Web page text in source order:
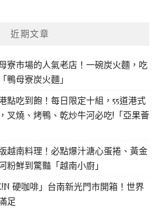
近期文章
寮市場的人氣老店！一碗炭火麵，吃
鴨母寮炭火麵」
點吃到飽！每日限定十組，55道港式
叉燒、烤鴨、乾炒牛河必吃!「亞果薈
越南料理！必點爆汁溏心蛋捲、黃金
粉鮮到驚豔「越南小廚」
硬咖啡」台南新光門市開箱！世界
足